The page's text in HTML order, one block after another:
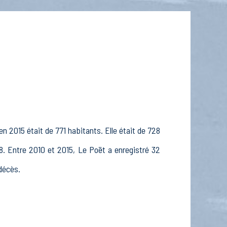
2015 était de 771 habitants. Elle était de 728
Entre 2010 et 2015, Le Poët a enregistré 32